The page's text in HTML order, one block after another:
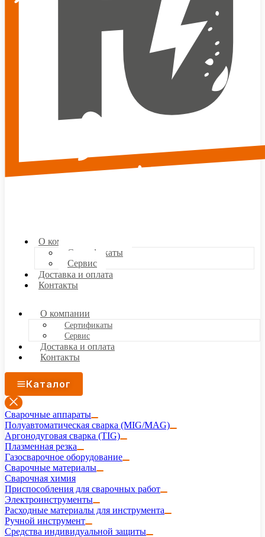
О компании
Сертификаты
Сервис
Доставка и оплата
Контакты
О компании
Сертификаты
Сервис
Доставка и оплата
Контакты
Каталог
Сварочные аппараты
Полуавтоматическая сварка (MIG/MAG)
Аргонодуговая сварка (TIG)
Плазменная резка
Газосварочное оборудование
Сварочные материалы
Сварочная химия
Приспособления для сварочных работ
Электроинструменты
Расходные материалы для инструмента
Ручной инструмент
Средства индивидуальной защиты